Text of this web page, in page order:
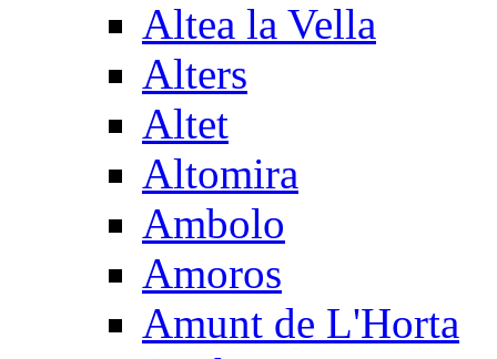
Altea la Vella
Alters
Altet
Altomira
Ambolo
Amoros
Amunt de L'Horta